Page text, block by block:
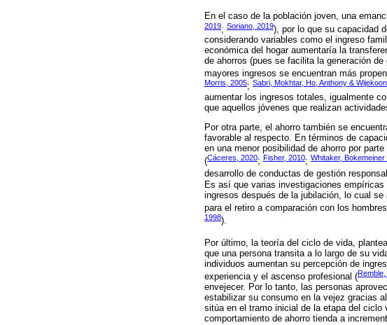
En el caso de la población joven, una
2019; Soriano, 2019), por lo que su capacidad
considerando variables como el ingreso
económica del hogar aumentaría la
de ahorros (pues se facilita la generación
mayores ingresos se encuentran más
Morris, 2005; Sabri, Mokhtar, Ho, Anthony &
aumentar los ingresos totales, igualmente
que aquellos jóvenes que realizan
Por otra parte, el ahorro también se
favorable al respecto. En términos de
en una menor posibilidad de ahorro por
(Cáceres, 2020; Fisher, 2010; Whitaker,
desarrollo de conductas de gestión
Es así que varias investigaciones
ingresos después de la jubilación, lo cual se
para el retiro a comparación con los
1998).
Por último, la teoría del ciclo de vida,
que una persona transita a lo largo de su
individuos aumentan su percepción de
experiencia y el ascenso profesional (
envejecer. Por lo tanto, las personas
estabilizar su consumo en la vejez gracias
sitúa en el tramo inicial de la etapa del ciclo
comportamiento de ahorro tienda a